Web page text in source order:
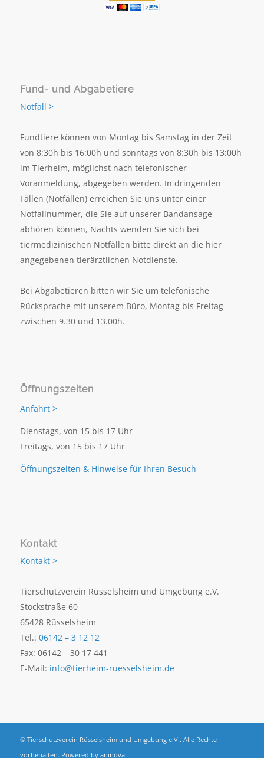
Fund- und Abgabetiere
Notfall >
Fundtiere können von Montag bis Samstag in der Zeit
von 8:30h bis 16:00h und sonntags von 8:30h bis 13:00h
im Tierheim, möglichst nach telefonischer
Voranmeldung, abgegeben werden. In dringenden
Fällen (Notfällen) erreichen Sie uns unter einer
Notfallnummer, die Sie auf unserer Bandansage
abhören können, Nachts wenden Sie sich bei
tiermedizinischen Notfällen bitte direkt an die hier
angegebenen tierärztlichen Notdienste.
Bei Abgabetieren bitten wir Sie um telefonische
Rücksprache mit unserem Büro, Montag bis Freitag
zwischen 9.30 und 13.00h.
Öffnungszeiten
Anfahrt >
Dienstags, von 15 bis 17 Uhr
Freitags, von 15 bis 17 Uhr
Öffnungszeiten & Hinweise für Ihren Besuch
Kontakt
Kontakt >
Tierschutzverein Rüsselsheim und Umgebung e.V.
Stockstraße 60
65428 Rüsselsheim
Tel.: 06142 – 3 12 12
Fax: 06142 – 30 17 441
E-Mail: info@tierheim-ruesselsheim.de
© Tierschutzverein Rüsselsheim und Umgebung e.V.. Alle Rechte
vorbehalten. Powered by aninova.